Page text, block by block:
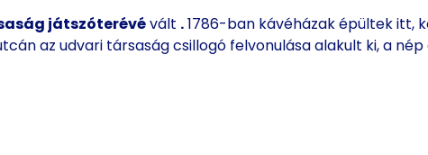
játszóterévévált .1786-ban kávéházak épültek itt,
az udvari társaság csillogó felvonulása alakult ki, a